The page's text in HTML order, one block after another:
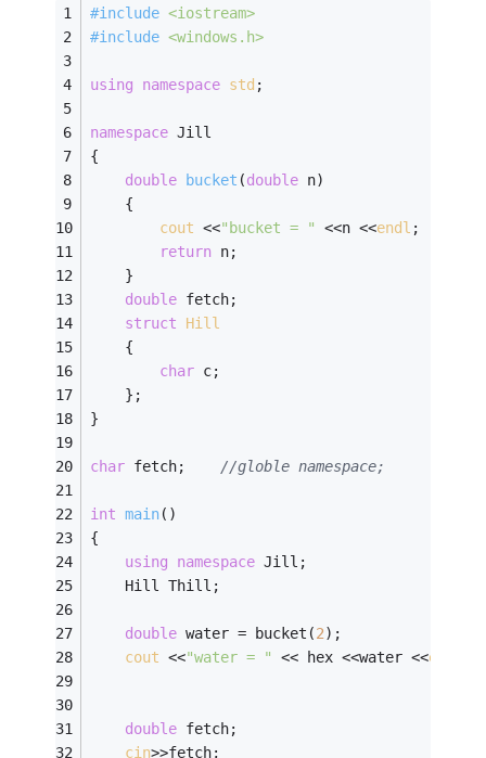
#include <iostream>
#include <windows.h>
using namespace std ;
namespace Jill
{
double
bucket (double n)
	{
cout <<"bucket = " <<n <<endl ;
return n;
	}
double fetch;
struct
Hill
	{
char c;
	};
}
char fetch; //globle namespace;
int main()
{
using
namespace Jill;
	Hill Thill;
double water = bucket(2);
cout <<"water = " << hex <<water <<endl
double fetch;
cin>>fetch;